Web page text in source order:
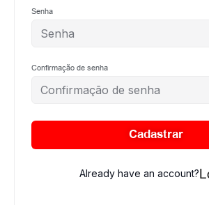
Senha
Confirmação de senha
Cadastrar
Already have an account?